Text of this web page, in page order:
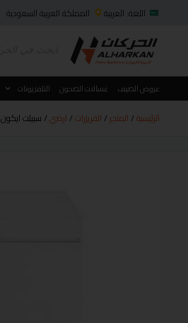
اللغة: العربية المملكة العربية السعودية
عروض الصيف غسالات الصحون التلفزيونات
الرئيسية/ المتجر / الفريزرات/ ارضي/ سبيلت ايكون 18 بارد انفيرتر واي فاي تنظيف ذاتي سعة 18400 موديل ICO-18CPI/S24